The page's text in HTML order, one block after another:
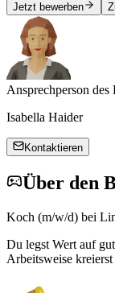
Jetzt bewerben
Ansprechperson des
Isabella Haider
Kontaktieren
Über den
Koch (m/w/d) bei
Du legst Wert auf
Arbeitsweise